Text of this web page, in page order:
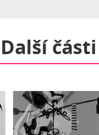
Další